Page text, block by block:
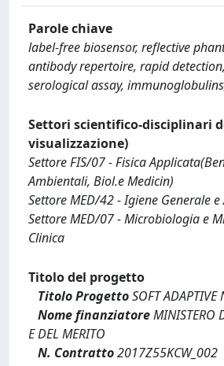
Parole chiave
label-free biosensor, reflective
antibody repertoire, rapid
serological assay,
Settori scientifico-disciplinari
visualizzazione)
Settore FIS/07 - Fisica
Ambientali, Biol.e Medicin)
Settore MED/42 - Igiene Generale
Settore MED/07 - Microbiologia e
Clinica
Titolo del progetto
Titolo ProgettoSOFT ADAPTIVE
Nome finanziatoreMINISTERO
E DEL MERITO
N. Contratto2017Z55KCW_002